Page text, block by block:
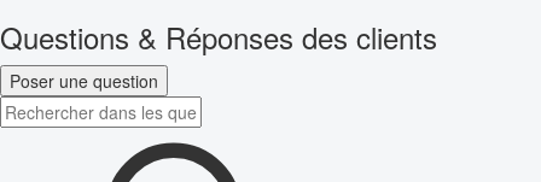
Questions & Réponses des clients
Poser une question